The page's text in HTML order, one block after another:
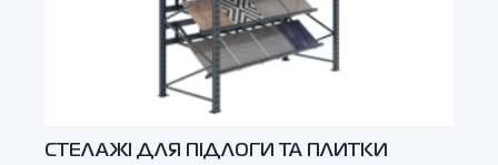
СТЕЛАЖІ ДЛЯ ПІДЛОГИ ТА ПЛИТКИ